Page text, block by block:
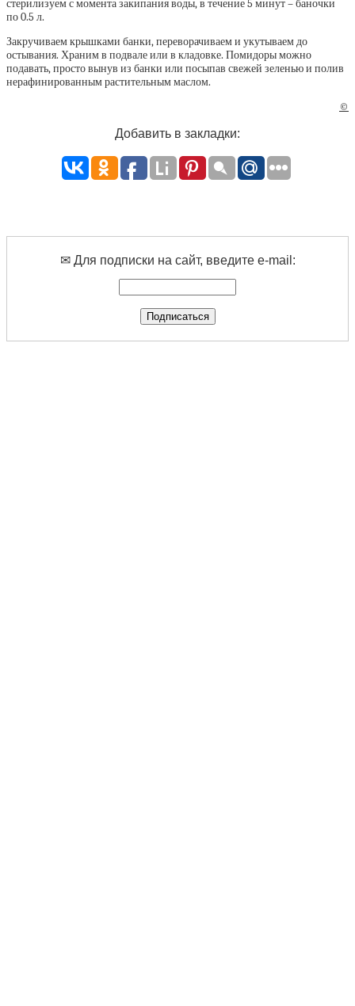
стерилизуем с момента закипания воды, в течение 5 минут – баночки
по 0.5 л.
Закручиваем крышками банки, переворачиваем и укутываем до
остывания. Храним в подвале или в кладовке. Помидоры можно
подавать, просто вынув из банки или посыпав свежей зеленью и полив
нерафинированным растительным маслом.
©
Добавить в закладки:
✉ Для подписки на сайт, введите e-mail: